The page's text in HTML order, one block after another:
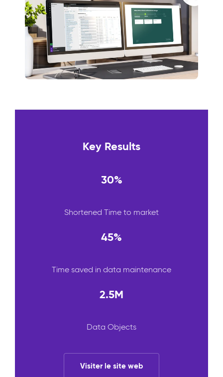
Key Results
30%
Shortened Time to market
45%
Time saved in data maintenance
2.5M
Data Objects
Visiter le site web